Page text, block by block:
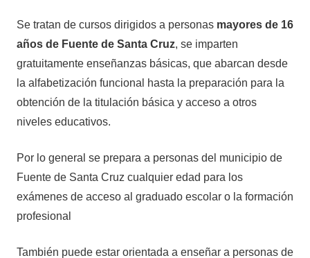
Se tratan de cursos dirigidos a personas mayores de 16
años de Fuente de Santa Cruz, se imparten
gratuitamente enseñanzas básicas, que abarcan desde
la alfabetización funcional hasta la preparación para la
obtención de la titulación básica y acceso a otros
niveles educativos.
Por lo general se prepara a personas del municipio de
Fuente de Santa Cruz cualquier edad para los
exámenes de acceso al graduado escolar o la formación
profesional
También puede estar orientada a enseñar a personas de